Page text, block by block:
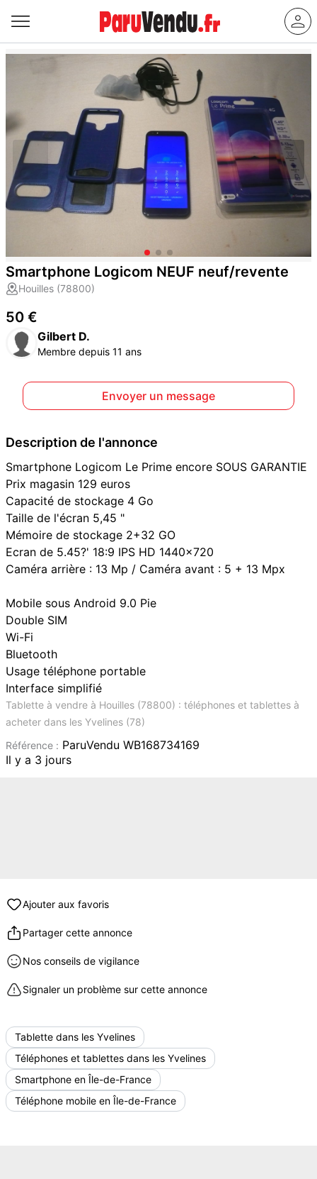
Smartphone Logicom NEUF neuf/revente
Houilles (78800)
50 €
Gilbert D.
Membre depuis 11 ans
Envoyer un message
Description de l'annonce
Smartphone Logicom Le Prime encore SOUS GARANTIE
Prix magasin 129 euros
Capacité de stockage 4 Go
Taille de l'écran 5,45 "
Mémoire de stockage 2+32 GO
Ecran de 5.45?' 18:9 IPS HD 1440x720
Caméra arrière : 13 Mp / Caméra avant : 5 + 13 Mpx
Mobile sous Android 9.0 Pie
Double SIM
Wi-Fi
Bluetooth
Usage téléphone portable
Interface simplifié
Tablette à vendre à Houilles (78800) : téléphones et tablettes à
acheter dans les Yvelines (78)
Référence : ParuVendu WB168734169
Il y a 3 jours
Ajouter aux favoris
Partager cette annonce
Nos conseils de vigilance
Signaler un problème sur cette annonce
Tablette dans les Yvelines
Téléphones et tablettes dans les Yvelines
Smartphone en Île-de-France
Téléphone mobile en Île-de-France